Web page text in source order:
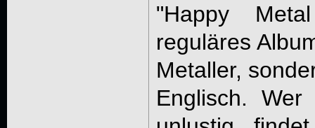
"Happy
reguläres
Metaller,
Englisch.